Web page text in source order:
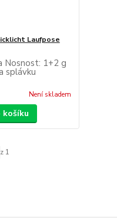
Laufpose
Nosnost: 1+2 g
splávku
Není skladem
košíku
z 1